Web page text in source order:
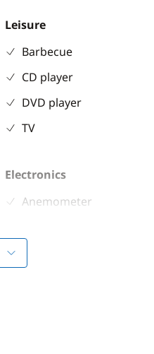
Leisure
Barbecue
CD player
DVD player
TV
Electronics
Anemometer